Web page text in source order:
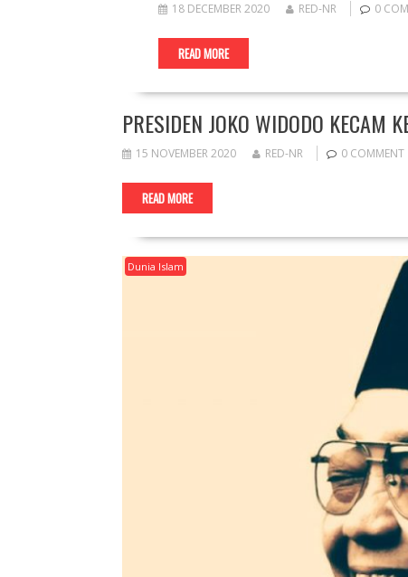
18 DECEMBER 2020 RED-NR 0
READ MORE
PRESIDEN JOKO WIDODO KECAM
15 NOVEMBER 2020 RED-NR 0 COMMENT
READ MORE
Dunia Islam